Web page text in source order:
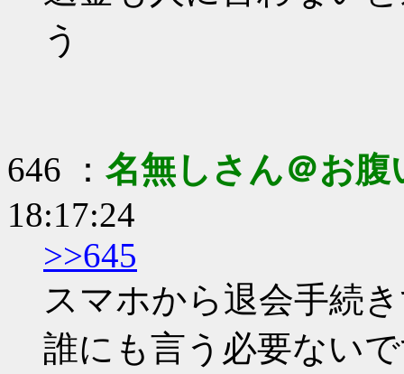
う
646 ： 名無しさん＠お腹
18:17:24
>>645
スマホから退会手続
誰にも言う必要ない